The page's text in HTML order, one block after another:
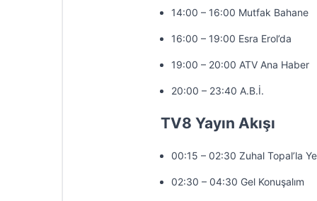
14:00 – 16:00 Mutfak Bahane
16:00 – 19:00 Esra Erol’da
19:00 – 20:00 ATV Ana Haber
20:00 – 23:40 A.B.İ.
TV8 Yayın Akışı
00:15 – 02:30 Zuhal Topal’la
02:30 – 04:30 Gel Konuşalım